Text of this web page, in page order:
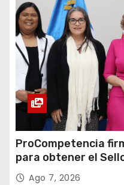
ProCompetencia
para obtener el
Sector Público
Ago 7, 2026